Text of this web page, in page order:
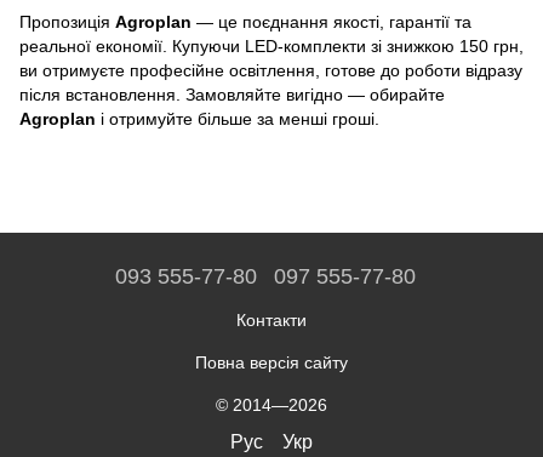
Пропозиція Agroplan — це поєднання якості, гарантії та
реальної економії. Купуючи LED-комплекти зі знижкою 150 грн,
ви отримуєте професійне освітлення, готове до роботи відразу
після встановлення. Замовляйте вигідно — обирайте
Agroplan і отримуйте більше за менші гроші.
093 555-77-80 097 555-77-80
Контакти
Повна версія сайту
© 2014—2026
Рус Укр